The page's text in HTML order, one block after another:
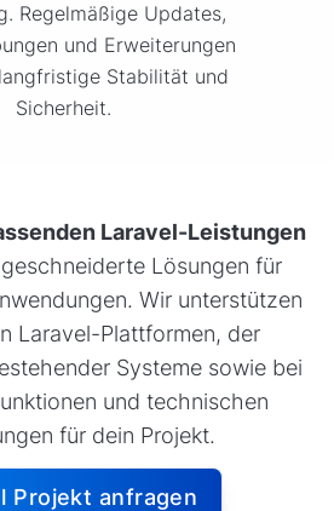
Regelmäßige Updates,
und Erweiterungen
Stabilität und
Sicherheit.
Laravel-Leistungen
Lösungen für
Wir unterstützen
Laravel-Plattformen, der
Systeme sowie bei
und technischen
für dein Projekt.
Projekt anfragen